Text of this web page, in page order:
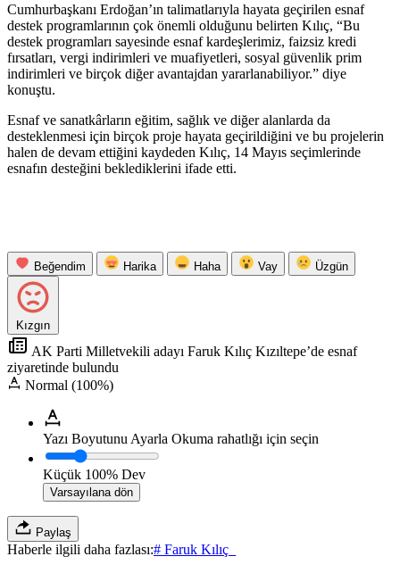
Cumhurbaşkanı Erdoğan’ın talimatlarıyla hayata geçirilen esnaf
destek programlarının çok önemli olduğunu belirten Kılıç, “Bu
destek programları sayesinde esnaf kardeşlerimiz, faizsiz kredi
fırsatları, vergi indirimleri ve muafiyetleri, sosyal güvenlik prim
indirimleri ve birçok diğer avantajdan yararlanabiliyor.” diye
konuştu.
Esnaf ve sanatkârların eğitim, sağlık ve diğer alanlarda da
desteklenmesi için birçok proje hayata geçirildiğini ve bu projelerin
halen de devam ettiğini kaydeden Kılıç, 14 Mayıs seçimlerinde
esnafın desteğini beklediklerini ifade etti.
Beğendim Harika Haha Vay Üzgün
Kızgın
AK Parti Milletvekili adayı Faruk Kılıç Kızıltepe’de esnaf
ziyaretinde bulundu
Normal (100%)
Yazı Boyutunu Ayarla Okuma rahatlığı için seçin
Küçük 100% Dev
Varsayılana dön
Paylaş
Haberle ilgili daha fazlası:# Faruk Kılıç_